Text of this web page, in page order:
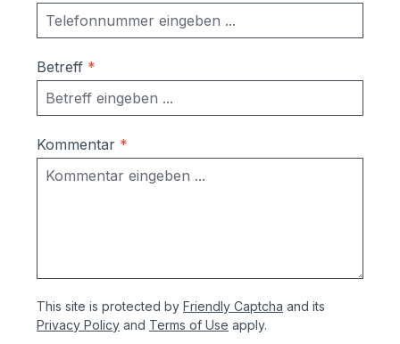
Betreff *
Kommentar *
This site is protected by Friendly Captcha and its
Privacy Policy and Terms of Use apply.